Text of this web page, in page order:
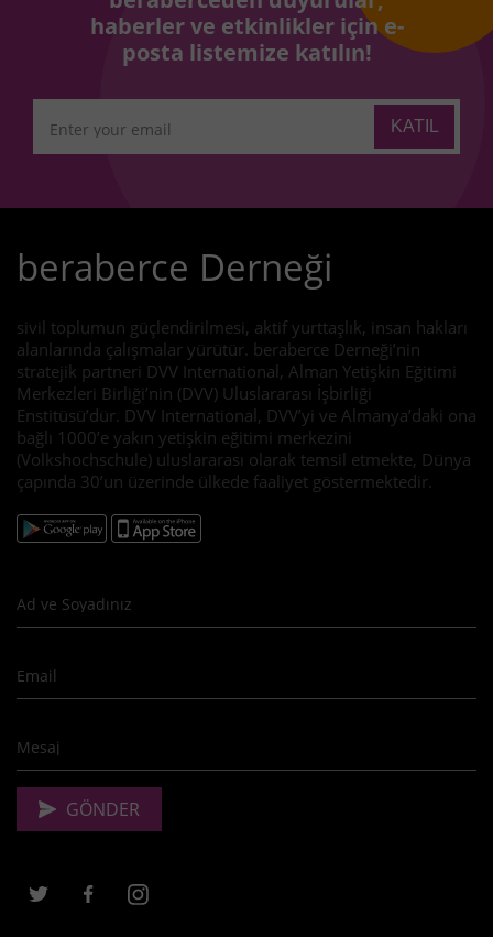
haberler ve etkinlikler için e-
posta listemize katılın!
beraberce Derneği
sivil toplumun güçlendirilmesi, aktif yurttaşlık, insan hakları
alanlarında çalışmalar yürütür. beraberce Derneği’nin
stratejik partneri DVV International, Alman Yetişkin Eğitimi
Merkezleri Birliği’nin (DVV) Uluslararası İşbirliği
Enstitüsü’dür. DVV International, DVV’yi ve Almanya’daki ona
bağlı 1000’e yakın yetişkin eğitimi merkezini
(Volkshochschule) uluslararası olarak temsil etmekte, Dünya
çapında 30’un üzerinde ülkede faaliyet göstermektedir.